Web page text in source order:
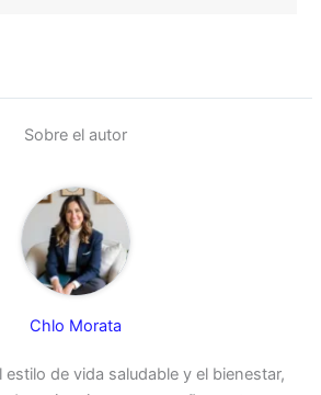
Sobre el autor
Chlo Morata
de vida saludable y el bienestar,